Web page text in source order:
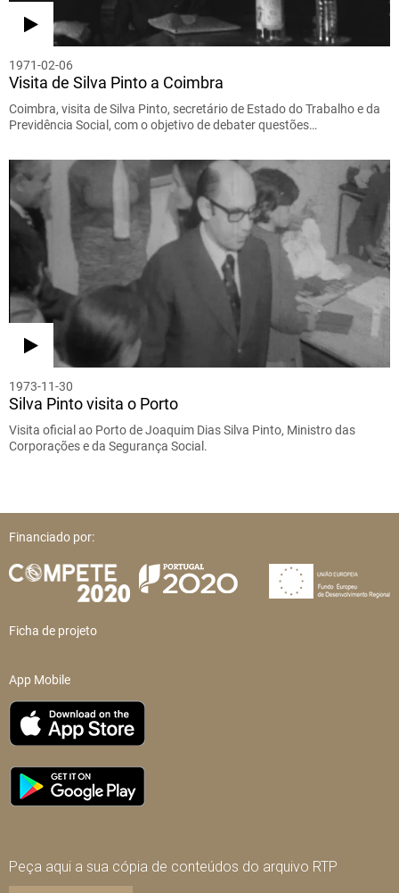
1971-02-06
Visita de Silva Pinto a Coimbra
Coimbra, visita de Silva Pinto, secretário de Estado do Trabalho e da
Previdência Social, com o objetivo de debater questões…
1973-11-30
Silva Pinto visita o Porto
Visita oficial ao Porto de Joaquim Dias Silva Pinto, Ministro das
Corporações e da Segurança Social.
Financiado por:
Ficha de projeto
App Mobile
Peça aqui a sua cópia de conteúdos do arquivo RTP